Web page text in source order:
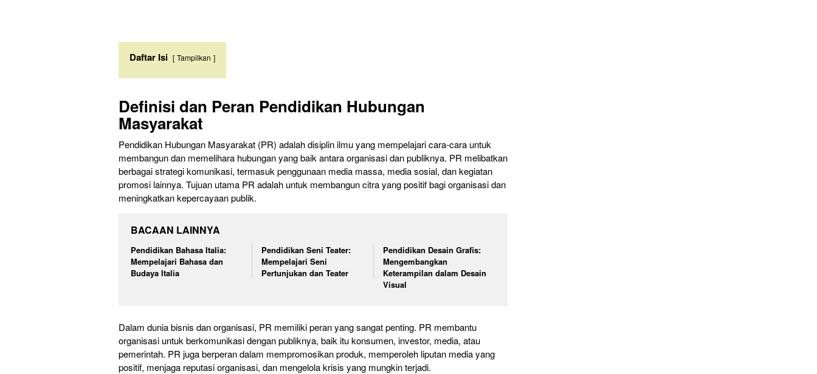
Daftar Isi Tampilkan
Definisi dan Peran Pendidikan Hubungan
Masyarakat
Pendidikan Hubungan Masyarakat (PR) adalah disiplin ilmu yang mempelajari cara-cara untuk
membangun dan memelihara hubungan yang baik antara organisasi dan publiknya. PR melibatkan
berbagai strategi komunikasi, termasuk penggunaan media massa, media sosial, dan kegiatan
promosi lainnya. Tujuan utama PR adalah untuk membangun citra yang positif bagi organisasi dan
meningkatkan kepercayaan publik.
BACAAN LAINNYA
Pendidikan Bahasa Italia:
Mempelajari Bahasa dan
Budaya Italia
Pendidikan Seni Teater:
Mempelajari Seni
Pertunjukan dan Teater
Pendidikan Desain Grafis:
Mengembangkan
Keterampilan dalam Desain
Visual
Dalam dunia bisnis dan organisasi, PR memiliki peran yang sangat penting. PR membantu
organisasi untuk berkomunikasi dengan publiknya, baik itu konsumen, investor, media, atau
pemerintah. PR juga berperan dalam mempromosikan produk, memperoleh liputan media yang
positif, menjaga reputasi organisasi, dan mengelola krisis yang mungkin terjadi.